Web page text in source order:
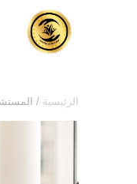
الرئيسية /